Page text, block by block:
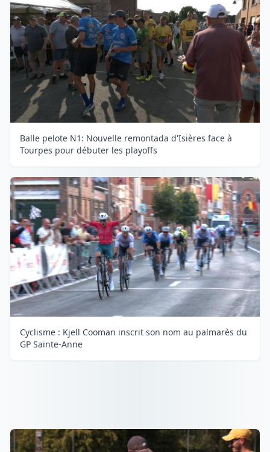
Balle pelote N1: Nouvelle remontada d'Isières face à
Tourpes pour débuter les playoffs
Cyclisme : Kjell Cooman inscrit son nom au palmarès du
GP Sainte-Anne